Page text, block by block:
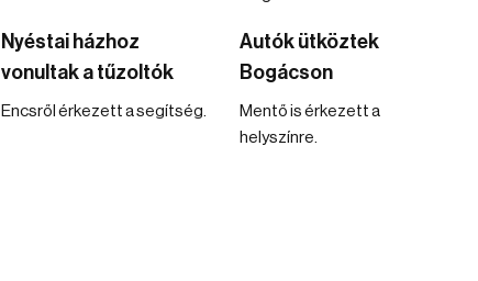
Nyéstai házhoz
vonultak a tűzoltók
Encsről érkezett a segítség.
Autók ütköztek
Bogácson
Mentő is érkezett a
helyszínre.